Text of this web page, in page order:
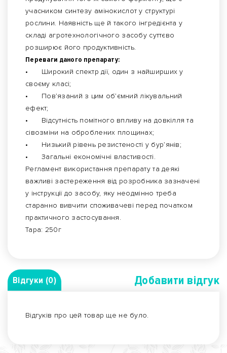
учасником синтезу амінокислот у структурі
рослини. Наявність ще й такого інгредієнта у
складі агротехнологічного засобу суттєво
розширює його продуктивність.
Переваги даного препарату:
•
Широкий спектр дії, один з найширших у
своєму класі;
•
Пов’язаний з цим об’ємний лікувальний
ефект;
•
Відсутність помітного впливу на довкілля та
сівозміни на оброблених площинах;
•
Низький рівень резистеності у бур’янів;
•
Загальні економічні властивості.
Регламент використання препарату та деякі
важливі застереження від розробника зазначені
у інструкції до засобу, яку неодмінно треба
старанно вивчити споживачеві перед початком
практичного застосування.
Тара: 250г
Відгуки (0) Добавити вiдгук
Відгуків про цей товар ще не було.